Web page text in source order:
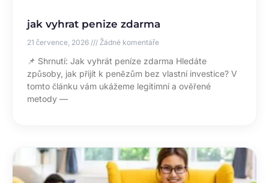
jak vyhrat penize zdarma
21 července, 2026 Žádné komentáře
📌 Shrnutí: Jak vyhrát peníze zdarma Hledáte
způsoby, jak přijít k penězům bez vlastní investice? V
tomto článku vám ukážeme legitimní a ověřené
metody —